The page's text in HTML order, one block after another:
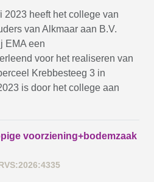
2023 heeft het college van
van Alkmaar aan B.V.
EMA een
voor het realiseren van
Krebbesteeg 3 in
is door het college aan
voorziening+bodemzaak